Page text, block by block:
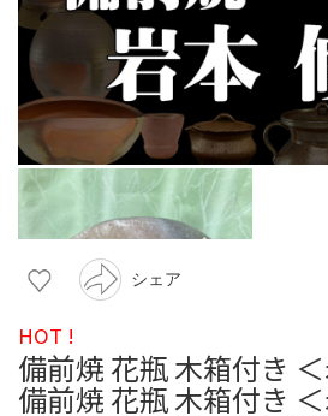
シェア
HOT !
備前焼 花瓶 木箱付き
備前焼 花瓶 木箱付き